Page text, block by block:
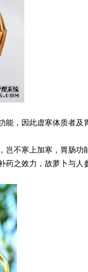
能，因此虚寒体质者及
岂不寒上加寒，胃肠功
药之效力，故萝卜与人